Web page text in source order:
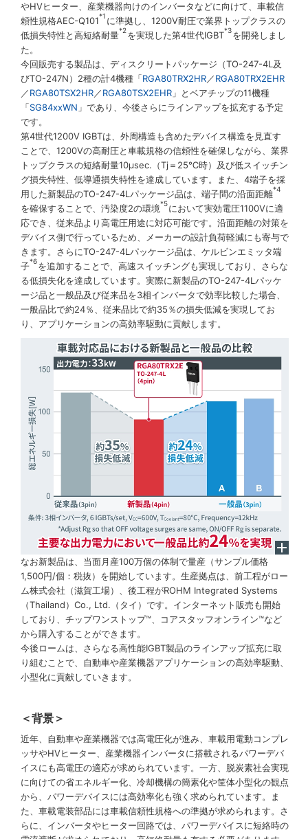
やHVヒーター、産業機器向けのインバータなどに向けて、車載信
頼性規格AEC-Q101*1 に準拠し、1200V耐圧で業界トップクラスの
低損失特性と高短絡耐量*2を実現した第4世代IGBT*3を開発しまし
た。
今回販売する製品は、ディスクリートパッケージ（TO-247-4L及
びTO-247N）2種の計4機種「RGA80TRX2HR／RGA80TRX2EHR
／RGA80TSX2HR／RGA80TSX2EHR 」とベアチップの11機種
「SG84xxWN 」であり、今後さらにラインアップを拡充する予定
です。
第4世代1200V IGBTは、外周構造も含めたデバイス構造を見直す
ことで、1200Vの高耐圧と車載規格の信頼性を確保しながら、業界
トップクラスの短絡耐量10µsec.（Tj＝25℃時）及び低スイッチン
グ損失特性、低導通損失特性を達成しています。また、4端子を採
用した新製品のTO-247-4Lパッケージ品は、端子間の沿面距離*4
を確保することで、汚染度2の環境*5において実効電圧1100Vに適
応でき、従来品より高電圧用途に対応可能です。沿面距離の対策を
デバイス側で行っているため、メーカーの設計負荷軽減にも寄与で
きます。さらにTO-247-4Lパッケージ品は、ケルビンエミッタ端
子*6を追加することで、高速スイッチングも実現しており、さらな
る低損失化を達成しています。実際に新製品のTO-247-4Lパッケ
ージ品と一般品及び従来品を3相インバータで効率比較した場合、
一般品比で約24％、従来品比で約35％の損失低減を実現してお
り、アプリケーションの高効率駆動に貢献します。
なお新製品は、当面月産100万個の体制で量産（サンプル価格
1,500円/個：税抜）を開始しています。生産拠点は、前工程がロー
ム株式会社（滋賀工場）、後工程がROHM Integrated Systems
（Thailand）Co., Ltd.（タイ）です。インターネット販売も開始
しており、チップワンストップ™、コアスタッフオンライン™など
から購入することができます。
今後ロームは、さらなる高性能IGBT製品のラインアップ拡充に取
り組むことで、自動車や産業機器アプリケーションの高効率駆動、
小型化に貢献していきます。
＜背景＞
近年、自動車や産業機器では高電圧化が進み、車載用電動コンプレ
ッサやHVヒーター、産業機器インバータに搭載されるパワーデバ
イスにも高電圧の適応が求められています。一方、脱炭素社会実現
に向けての省エネルギー化、冷却機構の簡素化や筐体小型化の観点
から、パワーデバイスには高効率化も強く求められています。ま
た、車載電装部品には車載信頼性規格への準拠が求められます。さ
らに、インバータやヒーター回路では、パワーデバイスに短絡時の